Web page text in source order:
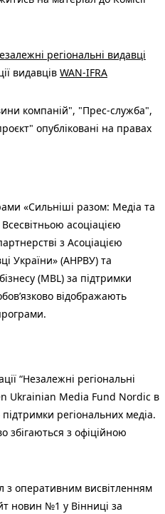
регіональні видавці
видавців WAN-IFRA
компаній", "Прес-служба",
опубліковані на правах
«Сильніші разом: Медіа та
асоціацією
з Асоціацією
України» (АНРВУ) та
(MBL) за підтримки
відображають
“Незалежні регіональні
Ukrainian Media Fund Nordic в
регіональних медіа.
збігаються з офіційною
оперативним висвітленням
новин №1 у Вінниці за